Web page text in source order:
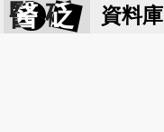
醫 砭 資料庫